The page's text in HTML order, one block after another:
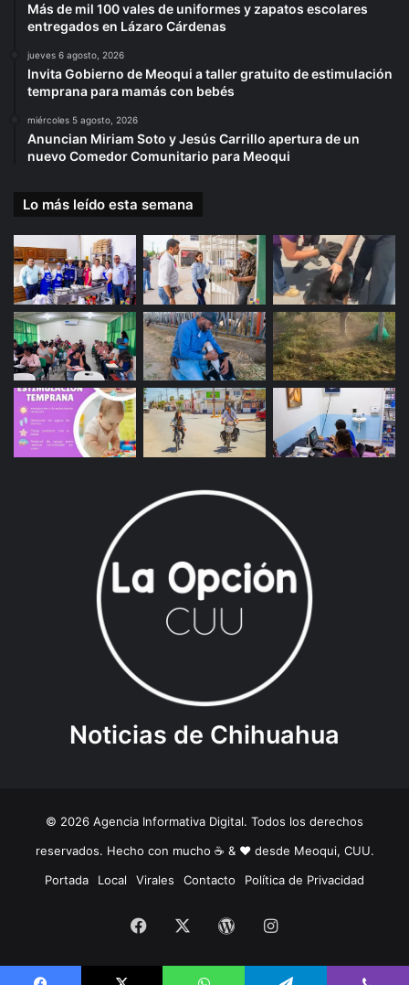
Más de mil 100 vales de uniformes y zapatos escolares
entregados en Lázaro Cárdenas
jueves 6 agosto, 2026
Invita Gobierno de Meoqui a taller gratuito de estimulación
temprana para mamás con bebés
miércoles 5 agosto, 2026
Anuncian Miriam Soto y Jesús Carrillo apertura de un
nuevo Comedor Comunitario para Meoqui
Lo más leído esta semana
Noticias de Chihuahua
© 2026 Agencia Informativa Digital. Todos los derechos
reservados. Hecho con mucho ☕️ & ❤️ desde Meoqui, CUU.
Portada
Local Virales Contacto Política de Privacidad
Facebook WordPressInstagram